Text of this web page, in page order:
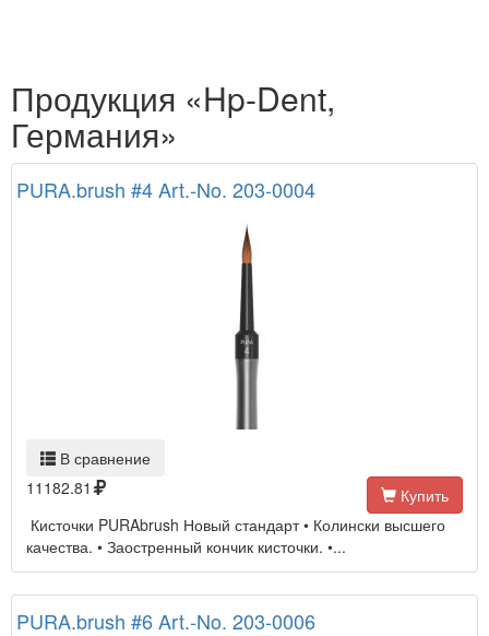
Продукция «Hp-Dent,
Германия»
PURA.brush #4 Art.-No. 203-0004
В сравнение
11182.81
Купить
Кисточки PURAbrush Новый стандарт • Колински высшего
качества. • Заостренный кончик кисточки. •...
PURA.brush #6 Art.-No. 203-0006